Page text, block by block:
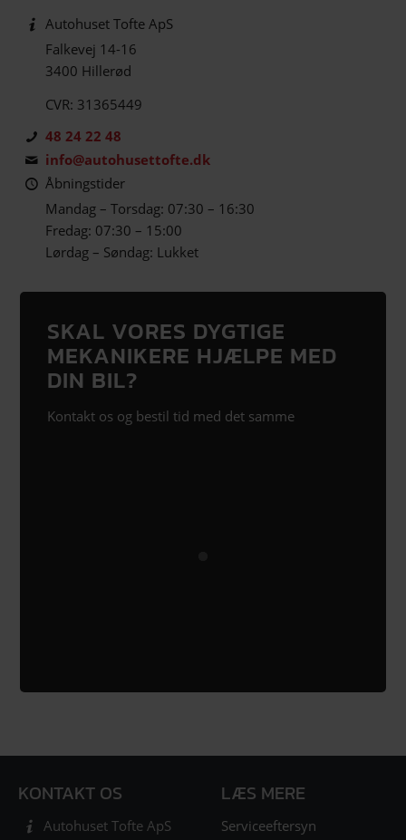
SKAL VORES DYGTIGE
MEKANIKERE HJÆLPE MED
DIN BIL?
Kontakt os og bestil tid med det samme
Autohuset Tofte ApS
Falkevej 14-16
3400 Hillerød
CVR: 31365449
48 24 22 48
info@autohusettofte.dk
Åbningstider
Mandag – Torsdag: 07:30 – 16:30
Fredag: 07:30 – 15:00
Lørdag – Søndag: Lukket
KONTAKT OS
Autohuset Tofte ApS
LÆS MERE
Serviceeftersyn